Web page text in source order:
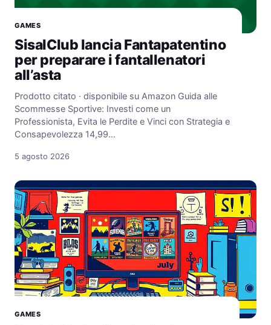
GAMES
SisalClub lancia Fantapatentino
per preparare i fantallenatori
all’asta
Prodotto citato · disponibile su Amazon Guida alle
Scommesse Sportive: Investi come un
Professionista, Evita le Perdite e Vinci con Strategia e
Consapevolezza 14,99…
5 agosto 2026
GAMES